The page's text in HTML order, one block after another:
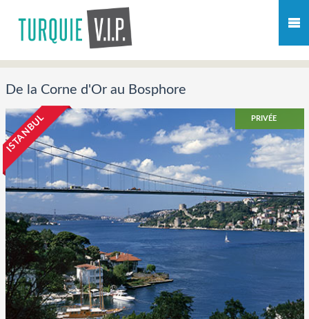
De la Corne d'Or au Bosphore
PRIVÉE
ISTANBUL